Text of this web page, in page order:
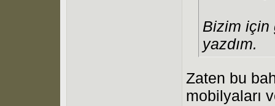
Bizim için
yazdım.
Zaten bu
mobilyaları